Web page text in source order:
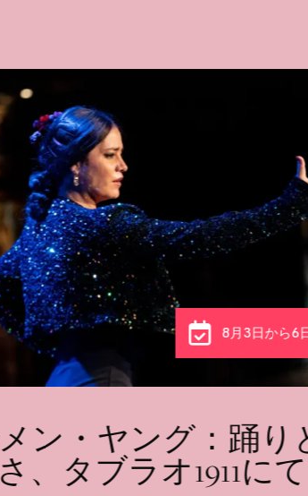
8月3日から6
ン・ヤング：踊り
、タブラオ1911にて